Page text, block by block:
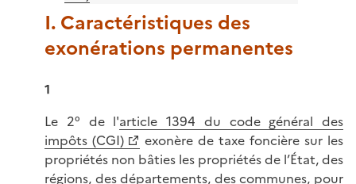
I. Caractéristiques des
exonérations permanentes
1
Le 2° de l'article 1394 du code général des
impôts (CGI)
exonère de taxe foncière sur les
propriétés non bâties les propriétés de l’État, des
régions, des départements, des communes, pour